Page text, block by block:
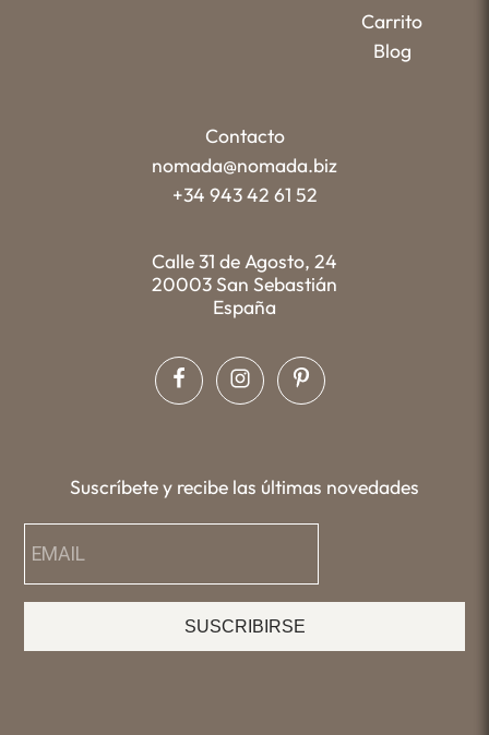
Carrito
Blog
Contacto
nomada@nomada.biz
+34 943 42 61 52
Calle 31 de Agosto, 24
20003 San Sebastián
España
Suscríbete y recibe las últimas novedades
SUSCRIBIRSE